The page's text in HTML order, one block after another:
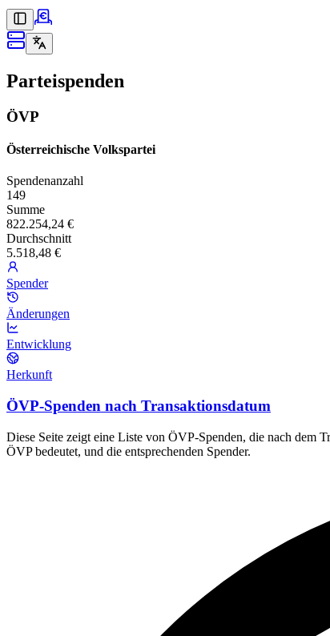
Parteispenden
ÖVP
Österreichische Volkspartei
Spendenanzahl
149
Summe
822.254,24 €
Durchschnitt
5.518,48 €
Spender
Änderungen
Entwicklung
Herkunft
ÖVP-Spenden nach Transaktionsdatum
Diese Seite zeigt eine Liste von ÖVP-Spenden, die nach dem
ÖVP bedeutet, und die entsprechenden Spender.